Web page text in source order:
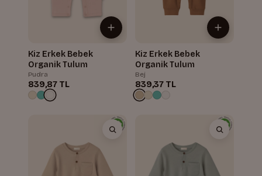
Kiz Erkek Bebek
Organik Tulum
Pudra
839,87 TL
Kiz Erkek Bebek
Organik Tulum
Bej
839,37 TL